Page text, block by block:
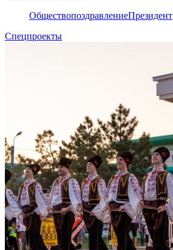
ОбществопоздравлениеПрезидент
Спецпроекты